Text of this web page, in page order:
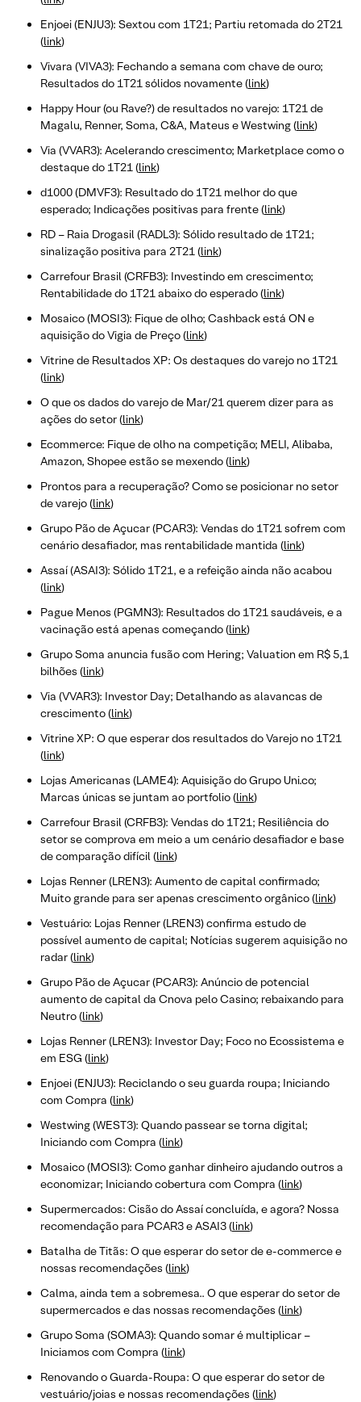
Enjoei (ENJU3): Sextou com 1T21; Partiu retomada do 2T21
(link)
Vivara (VIVA3): Fechando a semana com chave de ouro;
Resultados do 1T21 sólidos novamente (link)
Happy Hour (ou Rave?) de resultados no varejo: 1T21 de
Magalu, Renner, Soma, C&A, Mateus e Westwing (link)
Via (VVAR3): Acelerando crescimento; Marketplace como o
destaque do 1T21 (link)
d1000 (DMVF3): Resultado do 1T21 melhor do que
esperado; Indicações positivas para frente (link)
RD – Raia Drogasil (RADL3): Sólido resultado de 1T21;
sinalização positiva para 2T21 (link)
Carrefour Brasil (CRFB3): Investindo em crescimento;
Rentabilidade do 1T21 abaixo do esperado (link)
Mosaico (MOSI3): Fique de olho; Cashback está ON e
aquisição do Vigia de Preço (link)
Vitrine de Resultados XP: Os destaques do varejo no 1T21
(link)
O que os dados do varejo de Mar/21 querem dizer para as
ações do setor (link)
Ecommerce: Fique de olho na competição; MELI, Alibaba,
Amazon, Shopee estão se mexendo (link)
Prontos para a recuperação? Como se posicionar no setor
de varejo (link)
Grupo Pão de Açucar (PCAR3): Vendas do 1T21 sofrem com
cenário desafiador, mas rentabilidade mantida (link)
Assaí (ASAI3): Sólido 1T21, e a refeição ainda não acabou
(link)
Pague Menos (PGMN3): Resultados do 1T21 saudáveis, e a
vacinação está apenas começando (link)
Grupo Soma anuncia fusão com Hering; Valuation em R$ 5,1
bilhões (link)
Via (VVAR3): Investor Day; Detalhando as alavancas de
crescimento (link)
Vitrine XP: O que esperar dos resultados do Varejo no 1T21
(link)
Lojas Americanas (LAME4): Aquisição do Grupo Uni.co;
Marcas únicas se juntam ao portfolio (link)
Carrefour Brasil (CRFB3): Vendas do 1T21; Resiliência do
setor se comprova em meio a um cenário desafiador e base
de comparação difícil (link)
Lojas Renner (LREN3): Aumento de capital confirmado;
Muito grande para ser apenas crescimento orgânico (link)
Vestuário: Lojas Renner (LREN3) confirma estudo de
possível aumento de capital; Notícias sugerem aquisição no
radar (link)
Grupo Pão de Açucar (PCAR3): Anúncio de potencial
aumento de capital da Cnova pelo Casino; rebaixando para
Neutro (link)
Lojas Renner (LREN3): Investor Day; Foco no Ecossistema e
em ESG (link)
Enjoei (ENJU3): Reciclando o seu guarda roupa; Iniciando
com Compra (link)
Westwing (WEST3): Quando passear se torna digital;
Iniciando com Compra (link)
Mosaico (MOSI3): Como ganhar dinheiro ajudando outros a
economizar; Iniciando cobertura com Compra (link)
Supermercados: Cisão do Assaí concluída, e agora? Nossa
recomendação para PCAR3 e ASAI3 (link)
Batalha de Titãs: O que esperar do setor de e-commerce e
nossas recomendações (link)
Calma, ainda tem a sobremesa.. O que esperar do setor de
supermercados e das nossas recomendações (link)
Grupo Soma (SOMA3): Quando somar é multiplicar –
Iniciamos com Compra (link)
Renovando o Guarda-Roupa: O que esperar do setor de
vestuário/joias e nossas recomendações (link)